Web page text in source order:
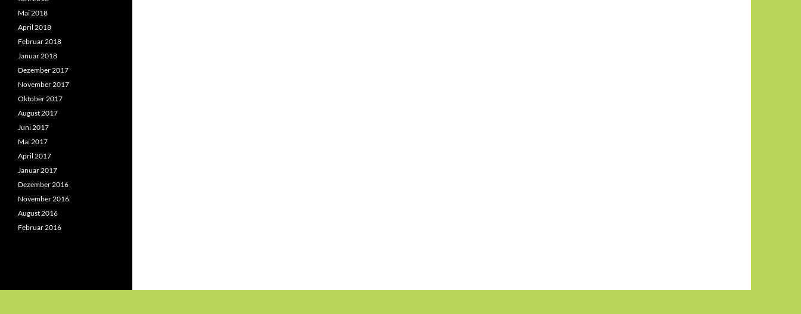
Mai 2018
April 2018
Februar 2018
Januar 2018
Dezember 2017
November 2017
Oktober 2017
August 2017
Juni 2017
Mai 2017
April 2017
Januar 2017
Dezember 2016
November 2016
August 2016
Februar 2016